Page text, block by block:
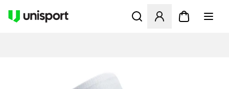
Åbner en Modal til at